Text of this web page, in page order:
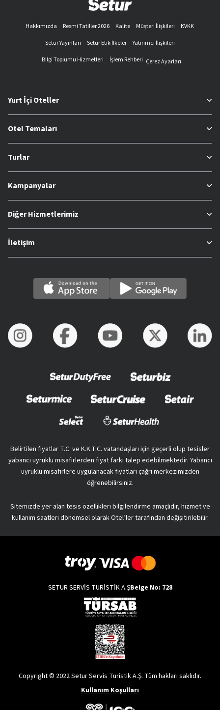
Hakkımızda Resmi Tatiller 2026 Kalite Müşteri İlişkileri
KVKK
Setur Yayınları
Setur Etik İlkeler
Yatırımcı İlişkileri
Bilgi Toplumu Hizmetleri
İşlem Rehberi Çerez Ayarları
Yurt İçi Oteller
Otel Temaları
Turlar
Kampanyalar
Diğer Hizmetlerimiz
İletişim
Belirtilen fiyatlar T.C. ve K.K.T.C. vatandaşları için geçerli olup tesisler
yabancı uyruklu misafirlerden fiyat farkı talep edebilmektedir. Yabancı
uyruklu misafirlere uygulanacak fiyatları çağrı merkezimizden
öğrenebilirsiniz.
Sitemizde yer alan tesis özellikleri bilgilendirme amaçlıdır, hizmet ve
kullanım saatleri dönemsel olarak Otel’ler tarafından değişitirilebilir.
SETUR SERVİS TURİSTİK A.ŞBelge No: 728
Copyright © 2022 Setur Servis Turistik A.Ş. Tüm hakları saklıdır.
Kullanım Koşulları